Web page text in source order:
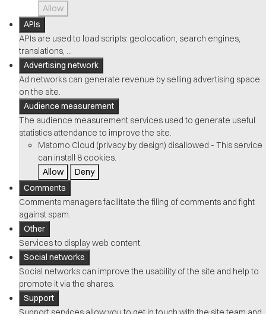
Allow
APIs
APIs are used to load scripts: geolocation, search engines,
translations, ...
Advertising network
Ad networks can generate revenue by selling advertising space
on the site.
Audience measurement
The audience measurement services used to generate useful
statistics attendance to improve the site.
Matomo Cloud (privacy by design) disallowed - This service
can install 8 cookies.
Allow
Deny
Comments
Comments managers facilitate the filing of comments and fight
against spam.
Other
Services to display web content.
Social networks
Social networks can improve the usability of the site and help to
promote it via the shares.
Support